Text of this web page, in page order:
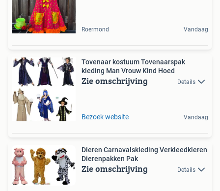
Roermond Vandaag
Tovenaar kostuum Tovenaarspak
kleding Man Vrouw Kind Hoed
Zie omschrijving Details
Bezoek website Vandaag
Dieren Carnavalskleding Verkleedkleren
Dierenpakken Pak
Zie omschrijving Details